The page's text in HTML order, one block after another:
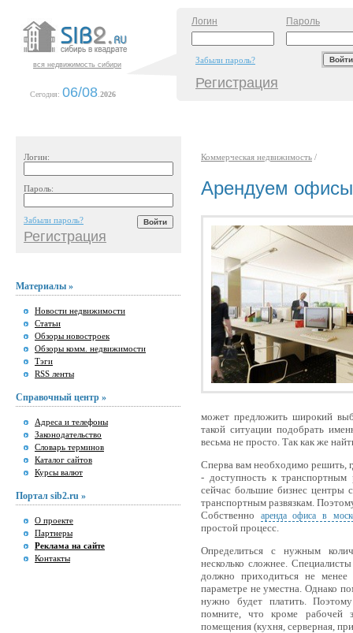
вся недвижимость сибири
Сегодня: 06/08 2026
Логин Пароль
Забыли пароль?
Регистрация
Логин:
Пароль:
Забыли пароль?
Регистрация
Материалы »
Новости недвижимости
Статьи
Обзоры новостроек
Обзоры комм. недвижимости
Тэги
RSS ленты
Справочный центр »
Адреса и телефоны
Законодательство
Словарь терминов
Каталог сайтов
Курсы валют
Портал sib2.ru »
О проекте
Партнеры
Реклама на сайте
Контакты
Коммерческая недвижимость /
Арендуем
может предложить широкий
такой ситуации подобрать
весьма не просто. Так как же
Сперва вам необходимо решить,
- доступность к
сейчас большие бизнес центры
транспортным развязкам.
Собственно аренда офиса в
простой процесс.
Определиться с нужным
несколько сложнее.
должно приходиться не
параметре не уместна. Однако
нужно будет платить.
помните, что кроме рабочей
помещения (кухня, серверная,